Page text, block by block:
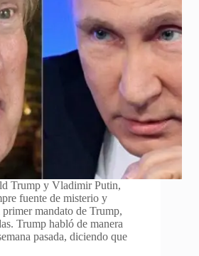
Trump y Vladimir Putin,
fuente de misterio y
mandato de Trump,
Trump habló de manera
pasada, diciendo que